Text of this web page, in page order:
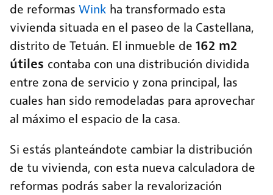
de reformas Wink ha transformado esta
vivienda situada en el paseo de la Castellana,
distrito de Tetuán. El inmueble de 162 m2
útiles contaba con una distribución dividida
entre zona de servicio y zona principal, las
cuales han sido remodeladas para aprovechar
al máximo el espacio de la casa.
Si estás planteándote cambiar la distribución
de tu vivienda, con esta nueva calculadora de
reformas podrás saber la revalorización